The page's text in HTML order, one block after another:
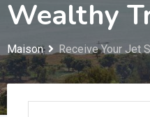
Wealthy
Maison Receive Your Jet